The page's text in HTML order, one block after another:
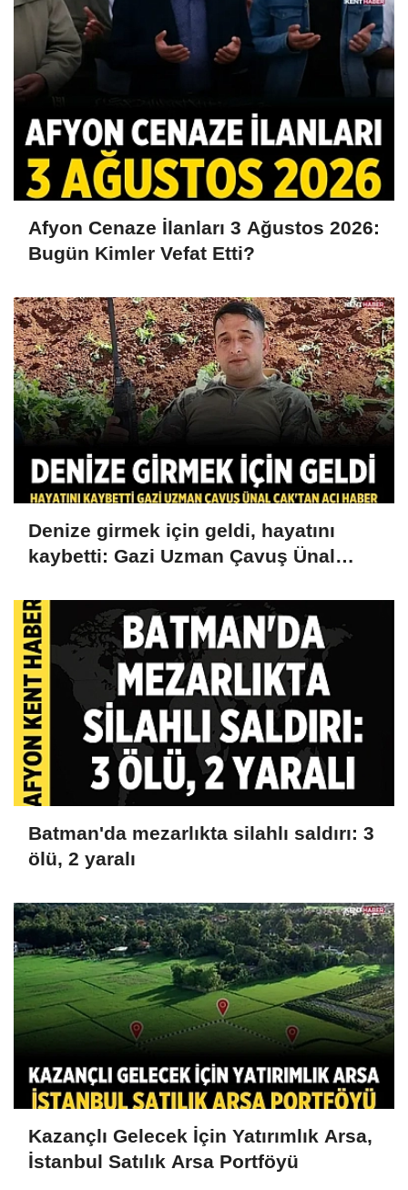
Afyon Cenaze İlanları 3 Ağustos 2026:
Bugün Kimler Vefat Etti?
Denize girmek için geldi, hayatını
kaybetti: Gazi Uzman Çavuş Ünal
Batman'da mezarlıkta silahlı saldırı: 3
ölü, 2 yaralı
Kazançlı Gelecek İçin Yatırımlık Arsa,
İstanbul Satılık Arsa Portföyü